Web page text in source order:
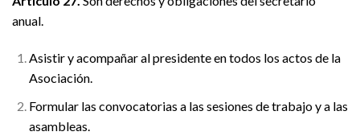
anual.
Asistir y acompañar al presidente en todos los actos de la
Asociación.
Formular las convocatorias a las sesiones de trabajo y a las
asambleas.